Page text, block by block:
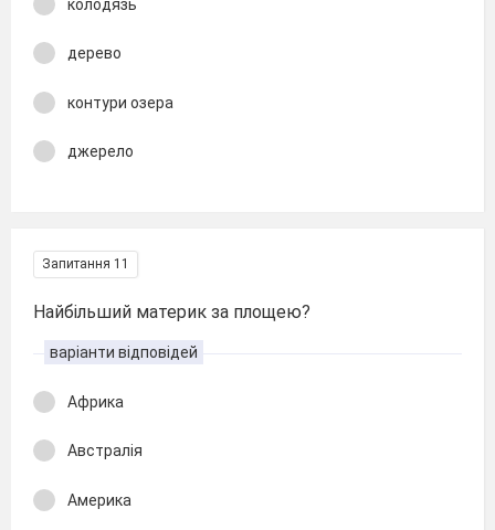
колодязь
дерево
контури озера
джерело
Запитання 11
Найбільший материк за площею?
варіанти відповідей
Африка
Австралія
Америка